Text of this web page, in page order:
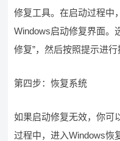
修复工具。在启动过程中
Windows启动修复界面。
修复”，然后按照提示进行
第四步：恢复系统
如果启动修复无效，你可
过程中，进入Windows恢